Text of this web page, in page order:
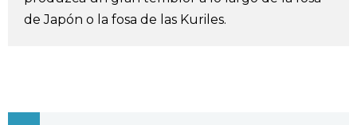
de Japón o la fosa de las Kuriles.